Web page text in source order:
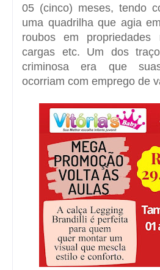
05 (cinco) meses, tendo
uma quadrilha que agia
roubos em
cargas etc. Um dos
criminosa era que
ocorriam com emprego de